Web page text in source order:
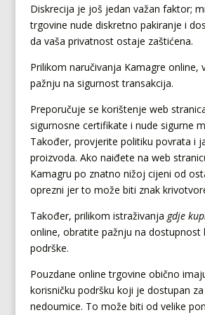
Diskrecija je još jedan važan faktor;
trgovine nude diskretno pakiranje i
da vaša privatnost ostaje zaštićena.
Prilikom naručivanja Kamagre online,
pažnju na sigurnost transakcija.
Preporučuje se korištenje web
sigurnosne certifikate i nude sigurne
Također, provjerite politiku povrata i
proizvoda. Ako naiđete na web
Kamagru po znatno nižoj cijeni od
oprezni jer to može biti znak
Također, prilikom istraživanja gdje
online, obratite pažnju na dostupnost
podrške.
Pouzdane online trgovine obično
korisničku podršku koji je dostupan
nedoumice. To može biti od velike